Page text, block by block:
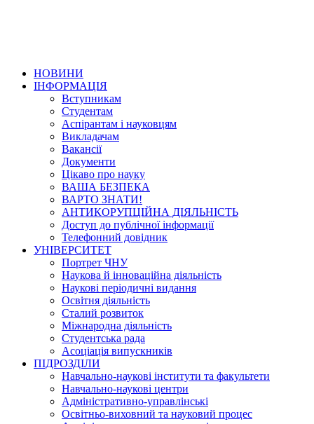
НОВИНИ
ІНФОРМАЦІЯ
Вступникам
Студентам
Аспірантам і науковцям
Викладачам
Вакансії
Документи
Цікаво про науку
ВАША БЕЗПЕКА
ВАРТО ЗНАТИ!
АНТИКОРУПЦІЙНА ДІЯЛЬНІСТЬ
Доступ до публічної інформації
Телефонний довідник
УНІВЕРСИТЕТ
Портрет ЧНУ
Наукова й інноваційна діяльність
Наукові періодичні видання
Освітня діяльність
Сталий розвиток
Міжнародна діяльність
Студентська рада
Асоціація випускників
ПІДРОЗДІЛИ
Навчально-наукові інститути та факультети
Навчально-наукові центри
Адміністративно-управлінські
Освітньо-виховний та науковий процес